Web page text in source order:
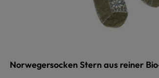
Norwegersocken Stern aus reiner